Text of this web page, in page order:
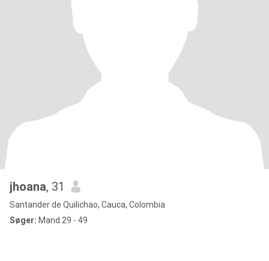
jhoana, 31
Santander de Quilichao, Cauca, Colombia
Søger: Mand 29 - 49